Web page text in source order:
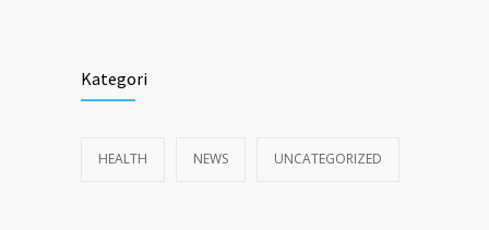
Kategori
HEALTH NEWS UNCATEGORIZED